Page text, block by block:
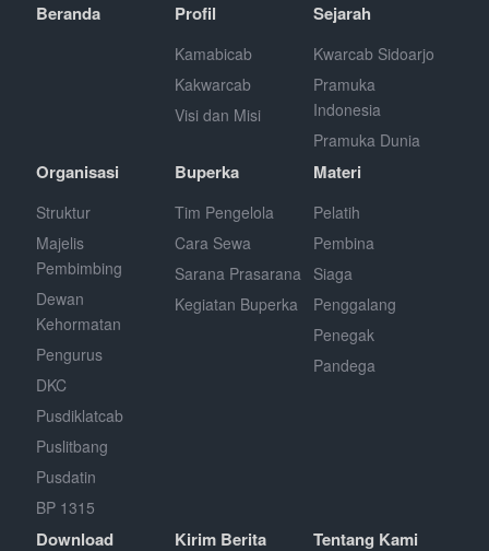
Beranda Profil
Kamabicab
Kakwarcab
Visi dan Misi
Sejarah
Kwarcab Sidoarjo
Pramuka
Indonesia
Pramuka Dunia
Organisasi
Struktur
Majelis
Pembimbing
Dewan
Kehormatan
Pengurus
DKC
Pusdiklatcab
Puslitbang
Pusdatin
BP 1315
Buperka
Tim Pengelola
Cara Sewa
Sarana Prasarana
Kegiatan Buperka
Materi
Pelatih
Pembina
Siaga
Penggalang
Penegak
Pandega
Download Kirim Berita Tentang Kami